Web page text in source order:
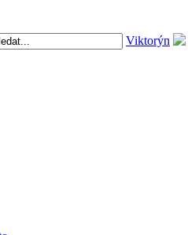
Viktorýn